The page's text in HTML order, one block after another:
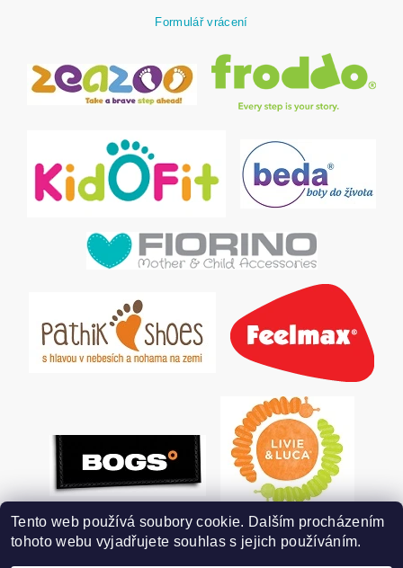
Formulář vrácení
Tento web používá soubory cookie. Dalším procházením
tohoto webu vyjadřujete souhlas s jejich používáním.